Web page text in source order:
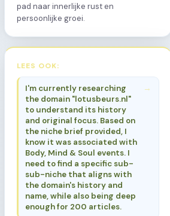
pad naar innerlijke rust en
persoonlijke groei.
LEES OOK:
I'm currently researching
the domain "lotusbeurs.nl"
to understand its history
and original focus. Based on
the niche brief provided, I
know it was associated with
Body, Mind & Soul events. I
need to find a specific sub-
sub-niche that aligns with
the domain's history and
name, while also being deep
enough for 200 articles.